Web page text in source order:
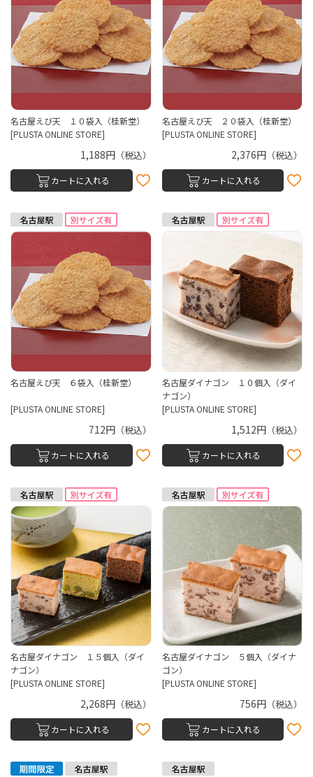
名古屋えび天 １０袋入（桂新堂）
[PLUSTA ONLINE STORE]
1,188円（税込）
カートに入れる
名古屋えび天 ２０袋入（桂新堂）
[PLUSTA ONLINE STORE]
2,376円 （税込）
カートに入れる
名古屋えび天 ６袋入（桂新堂）
[PLUSTA ONLINE STORE]
712円（税込）
カートに入れる
名古屋ダイナゴン １０個入（ダイ
ナゴン）
[PLUSTA ONLINE STORE]
1,512円 （税込）
カートに入れる
名古屋ダイナゴン １５個入（ダイ
ナゴン）
[PLUSTA ONLINE STORE]
2,268円（税込）
カートに入れる
名古屋ダイナゴン ５個入（ダイナ
ゴン）
[PLUSTA ONLINE STORE]
756円 （税込）
カートに入れる